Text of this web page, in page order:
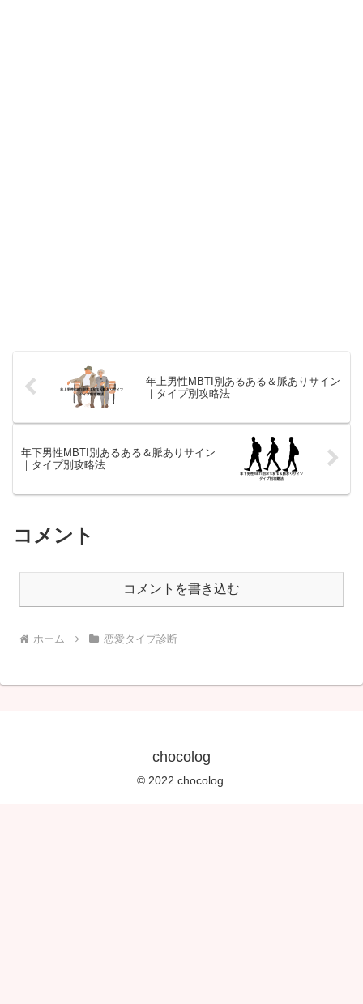
年上男性MBTI別あるある＆脈ありサイン
｜タイプ別攻略法
年下男性MBTI別あるある＆脈ありサイン
｜タイプ別攻略法
コメント
コメントを書き込む
ホーム 恋愛タイプ診断
chocolog
© 2022 chocolog.